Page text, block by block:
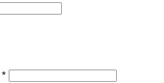
*Obligatoire